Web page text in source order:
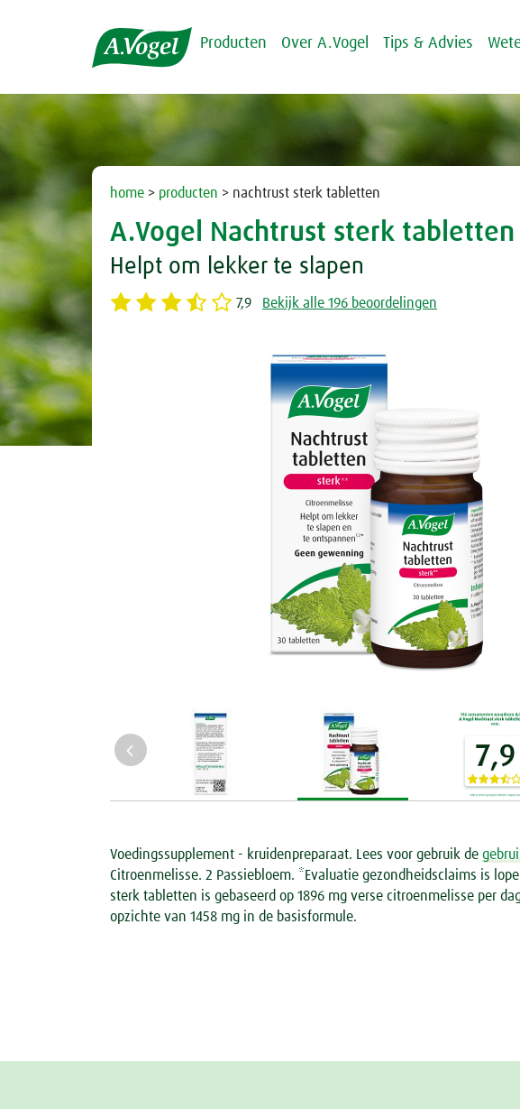
Producten Over A.Vogel Tips & Advies
home > producten > nachtrust sterk tabletten
A.Vogel Nachtrust sterk tabletten
Helpt om lekker te slapen
7,9 Bekijk alle 196 beoordelingen
Voedingssupplement - kruidenpreparaat. Lees voor gebruik de
Citroenmelisse. 2 Passiebloem. *Evaluatie gezondheidsclaims is
sterk tabletten is gebaseerd op 1896 mg verse citroenmelisse per
opzichte van 1458 mg in de basisformule.